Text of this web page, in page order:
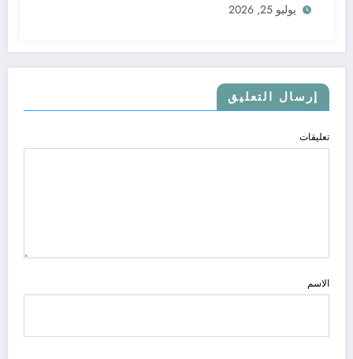
يوليو 25, 2026
إرسال التعليق
تعليقات
الاسم